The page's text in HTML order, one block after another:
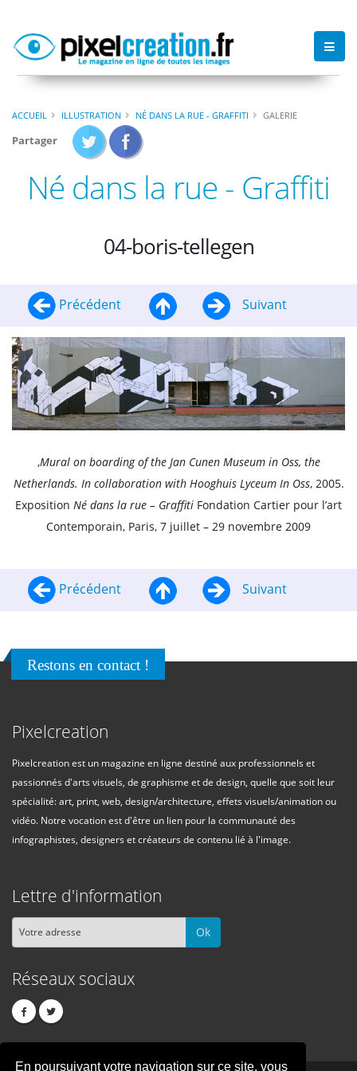
En poursuivant votre navigation sur ce site, vous
ACCUEIL ILLUSTRATION NÉ DANS LA RUE - GRAFFITI GALERIE
Partager
Né dans la rue - Graffiti
04-boris-tellegen
Précédent Suivant
,Mural on boarding of the Jan Cunen Museum in Oss, the
Netherlands. In collaboration with Hooghuis Lyceum In Oss, 2005.
Exposition Né dans la rue – Graffiti Fondation Cartier pour l’art
Contemporain, Paris, 7 juillet – 29 novembre 2009
Précédent Suivant
Restons en contact !
Pixelcreation
Pixelcreation est un magazine en ligne destiné aux professionnels et
passionnés d'arts visuels, de graphisme et de design, quelle que soit leur
spécialité: art, print, web, design/architecture, effets visuels/animation ou
vidéo. Notre vocation est d'être un lien pour la communauté des
infographistes, designers et créateurs de contenu lié à l'image.
Lettre d'information
Ok
Réseaux sociaux